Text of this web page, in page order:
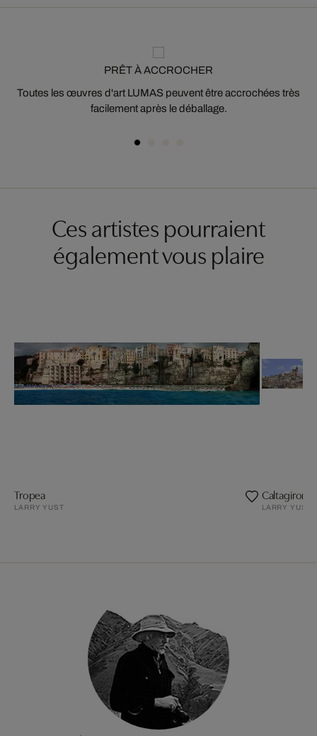
PRÊT À ACCROCHER
Toutes les œuvres d'art LUMAS peuvent être accrochées très
facilement après le déballage.
Ces artistes pourraient
également vous plaire
Tropea
LARRY YUST
Caltagirone
LARRY YUST